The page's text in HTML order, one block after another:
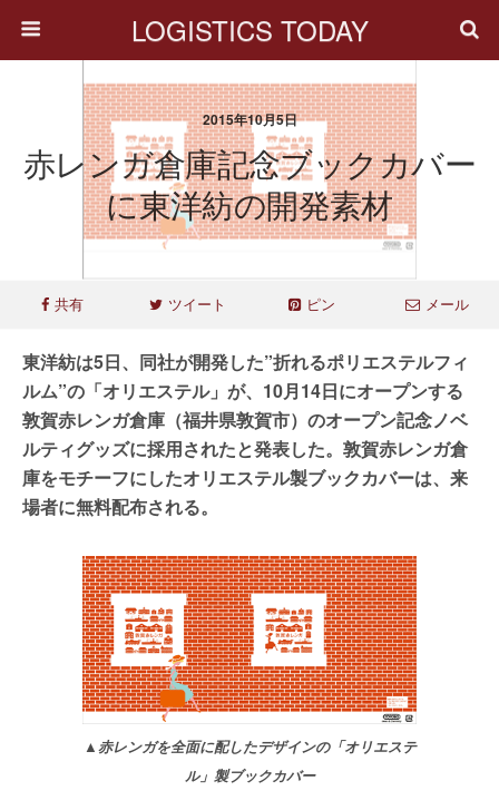
LOGISTICS TODAY
2015年10月5日
赤レンガ倉庫記念ブックカバー
に東洋紡の開発素材
共有 ツイート ピン メール
東洋紡は5日、同社が開発した”折れるポリエステルフィ
ルム”の「オリエステル」が、10月14日にオープンする
敦賀赤レンガ倉庫（福井県敦賀市）のオープン記念ノベ
ルティグッズに採用されたと発表した。敦賀赤レンガ倉
庫をモチーフにしたオリエステル製ブックカバーは、来
場者に無料配布される。
▲赤レンガを全面に配したデザインの「オリエステ
ル」製ブックカバー